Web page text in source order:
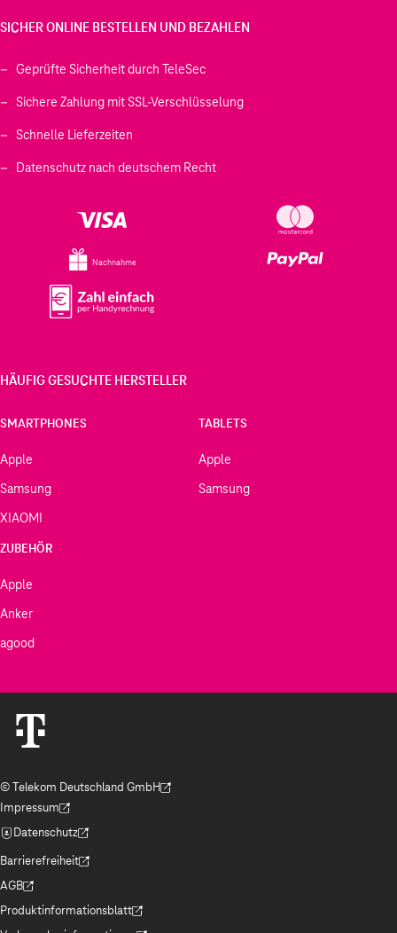
SICHER ONLINE BESTELLEN UND BEZAHLEN
Geprüfte Sicherheit durch TeleSec
Sichere Zahlung mit SSL-Verschlüsselung
Schnelle Lieferzeiten
Datenschutz nach deutschem Recht
Nachnahme
HÄUFIG GESUCHTE HERSTELLER
SMARTPHONES
Apple
Samsung
XIAOMI
TABLETS
Apple
Samsung
ZUBEHÖR
Apple
Anker
agood
© Telekom Deutschland GmbH
(Der Link wird in einem neuen Tab geöffnet)
Impressum
(Der Link wird in einem neuen Tab geöffnet)
Datenschutz
(Der Link wird in einem neuen Tab geöffnet)
Barrierefreiheit
(Der Link wird in einem neuen Tab geöffnet)
AGB
(Der Link wird in einem neuen Tab geöffnet)
Produktinformationsblatt
(Der Link wird in einem neuen Tab geöffnet)